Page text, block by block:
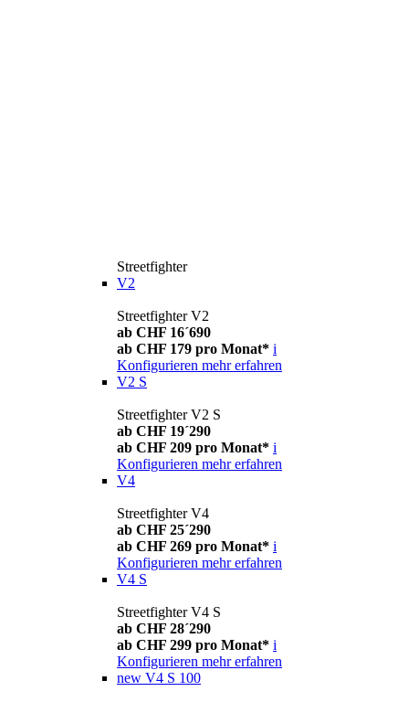
Streetfighter
V2
Streetfighter V2
ab CHF 16´690
ab CHF 179 pro Monat* i
Konfigurieren mehr erfahren
V2 S
Streetfighter V2 S
ab CHF 19´290
ab CHF 209 pro Monat* i
Konfigurieren mehr erfahren
V4
Streetfighter V4
ab CHF 25´290
ab CHF 269 pro Monat* i
Konfigurieren mehr erfahren
V4 S
Streetfighter V4 S
ab CHF 28´290
ab CHF 299 pro Monat* i
Konfigurieren mehr erfahren
new V4 S 100